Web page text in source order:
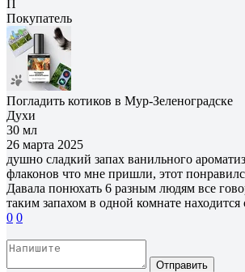
П
Покупатель
Погладить котиков в Мур-Зеленоградске
Духи
30 мл
26 марта 2025
душно сладкий запах ванильного
флаконов что мне пришли, этот
Давала понюхать 6 разным людям все
таким запахом в одной комнате находится
0 0
Отправить